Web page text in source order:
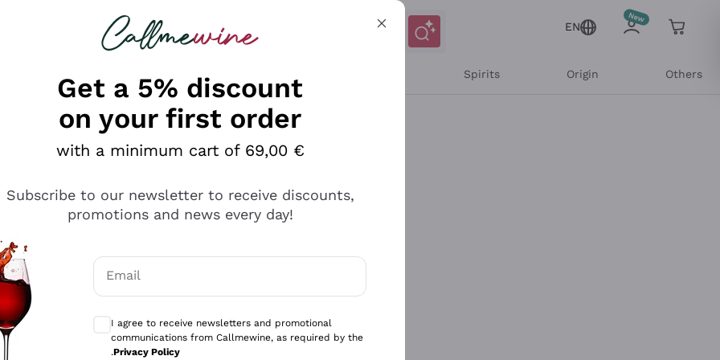
looking for
EN
Spirits Origin Others
Get a 5% discount
on your first order
with a minimum cart of 69,00 €
Subscribe to our newsletter to receive discounts,
promotions and news every day!
Email
I agree to receive newsletters and promotional
communications from Callmewine, as required by the
.Privacy Policy